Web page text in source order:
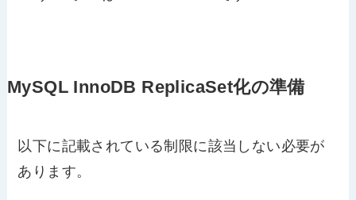
MySQL InnoDB ReplicaSet化の準備
以下に記載されている制限に該当しない必要が
あります。